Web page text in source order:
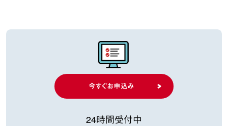
今すぐお申込み
24時間受付中